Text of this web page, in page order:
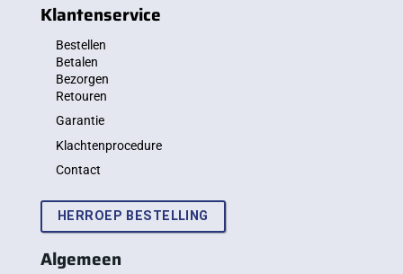
Klantenservice
Bestellen
Betalen
Bezorgen
Retouren
Garantie
Klachtenprocedure
Contact
HERROEP BESTELLING
Algemeen